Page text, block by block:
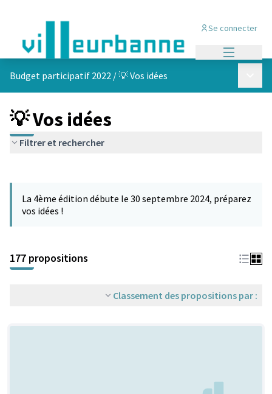
Se connecter
Budget participatif 2022 /💡 Vos idées
💡 Vos idées
Filtrer et rechercher
−
La 4ème édition débute le 30 septembre 2024, préparez
vos idées !
177 propositions
Classement des propositions par :